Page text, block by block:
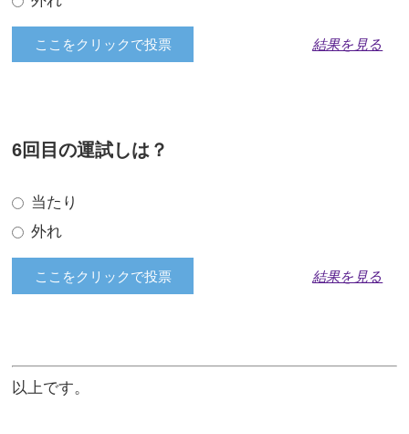
結果を見る
6回目の運試しは？
当たり
外れ
結果を見る
以上です。